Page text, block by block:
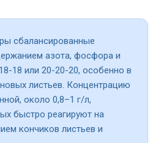
сбалансированные
азота, фосфора и
18 или 20-20-20, особенно в
листьев. Концентрацию
около 0,8–1 г/л,
быстро реагируют на
кончиков листьев и